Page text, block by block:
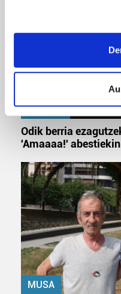
If you allow, we would
Collect
Identify your
specific
Find out more about
and set your
Guk eta gure bazkideek
prozesatzen ditugu,
teknologia erabiliz,
pertsonalizatuak
neurtzeko, jendeari
produktuak garatzeko.
erabiltzen dituen hauta
Bazkide batzuek ez
MUSIKA
Odik berria
'Amaaaa!' abestiekin
MUSA